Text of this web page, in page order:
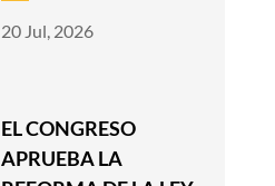
20 Jul, 2026
EL CONGRESO
APRUEBA LA